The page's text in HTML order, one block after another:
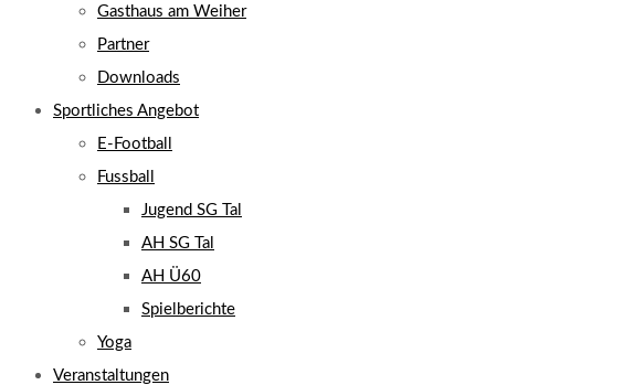
Gasthaus am Weiher
Partner
Downloads
Sportliches Angebot
E-Football
Fussball
Jugend SG Tal
AH SG Tal
AH Ü60
Spielberichte
Yoga
Veranstaltungen